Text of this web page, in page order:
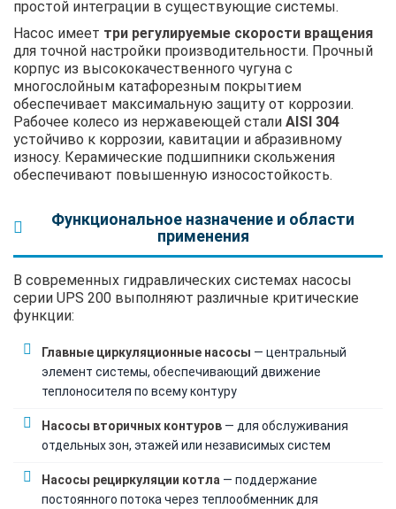
простой интеграции в существующие системы.
Насос имеет три регулируемые скорости вращения
для точной настройки производительности. Прочный
корпус из высококачественного чугуна с
многослойным катафорезным покрытием
обеспечивает максимальную защиту от коррозии.
Рабочее колесо из нержавеющей стали AISI 304
устойчиво к коррозии, кавитации и абразивному
износу. Керамические подшипники скольжения
обеспечивают повышенную износостойкость.
Функциональное назначение и области
применения
В современных гидравлических системах насосы
серии UPS 200 выполняют различные критические
функции:
Главные циркуляционные насосы — центральный
элемент системы, обеспечивающий движение
теплоносителя по всему контуру
Насосы вторичных контуров — для обслуживания
отдельных зон, этажей или независимых систем
Насосы рециркуляции котла — поддержание
постоянного потока через теплообменник для